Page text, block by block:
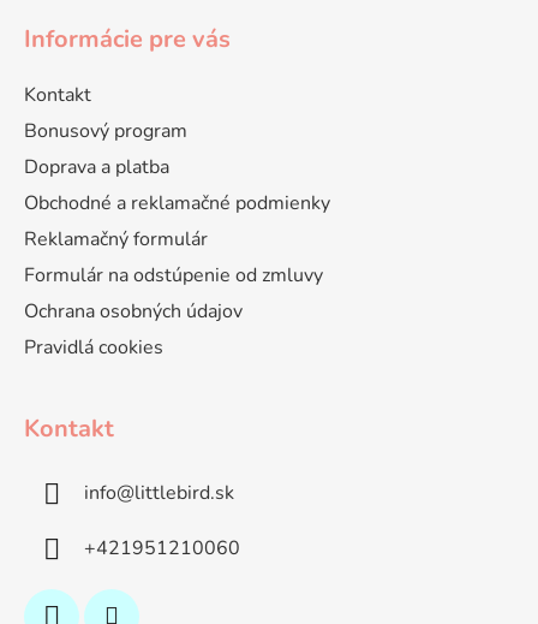
Informácie pre vás
Kontakt
Bonusový program
Doprava a platba
Obchodné a reklamačné podmienky
Reklamačný formulár
Formulár na odstúpenie od zmluvy
Ochrana osobných údajov
Pravidlá cookies
Kontakt
info@littlebird.sk
+421951210060